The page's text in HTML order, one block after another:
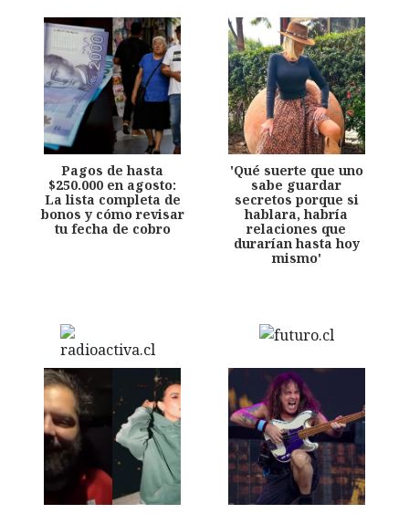
Pagos de hasta
$250.000 en agosto:
La lista completa de
bonos y cómo revisar
tu fecha de cobro
'Qué suerte que uno
sabe guardar
secretos porque si
hablara, habría
relaciones que
durarían hasta hoy
mismo'